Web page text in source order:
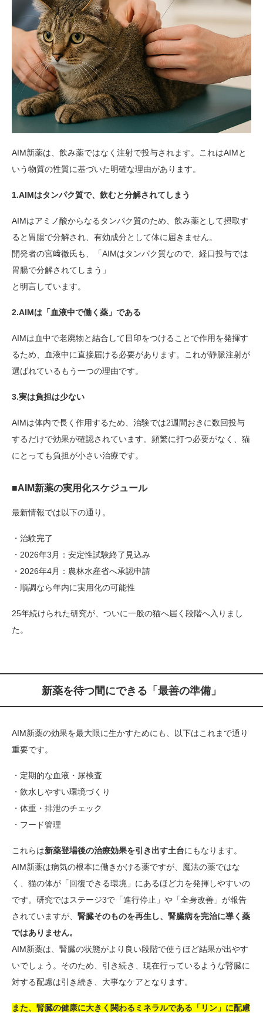
AIM新薬は、飲み薬ではなく注射で投与されます。これはAIMと
いう物質の性質に基づいた明確な理由があります。
1.AIMはタンパク質で、飲むと分解されてしまう
AIMはアミノ酸からなるタンパク質のため、飲み薬として摂取す
ると胃腸で分解され、有効成分として体に届きません。
開発者の宮﨑徹氏も、「AIMはタンパク質なので、経口投与では
胃腸で分解されてしまう」
と明言しています。
2.AIMは「血液中で働く薬」である
AIMは血中で老廃物と結合して目印をつけることで作用を発揮す
るため、血液中に直接届ける必要があります。これが静脈注射が
選ばれているもう一つの理由です。
3.実は負担は少ない
AIMは体内で長く作用するため、治験では2週間おきに数回投与
するだけで効果が確認されています。頻繁に打つ必要がなく、猫
にとっても負担が小さい治療です。
■AIM新薬の実用化スケジュール
最新情報では以下の通り。
・治験完了
・2026年3月：安定性試験終了見込み
・2026年4月：農林水産省へ承認申請
・順調なら年内に実用化の可能性
25年続けられた研究が、ついに一般の猫へ届く段階へ入りまし
た。
新薬を待つ間にできる「最善の準備」
AIM新薬の効果を最大限に生かすためにも、以下はこれまで通り
重要です。
・定期的な血液・尿検査
・飲水しやすい環境づくり
・体重・排泄のチェック
・フード管理
これらは新薬登場後の治療効果を引き出す土台にもなります。
AIM新薬は病気の根本に働きかける薬ですが、魔法の薬ではな
く、猫の体が「回復できる環境」にあるほど力を発揮しやすいの
です。研究ではステージ3で「進行停止」や「全身改善」が報告
されていますが、 腎臓そのものを再生し、腎臓病を完治に導く薬
ではありません。
AIM新薬は、腎臓の状態がより良い段階で使うほど結果が出やす
いでしょう。そのため、引き続き、現在行っているような腎臓に
対する配慮は引き続き、大事なケアとなります。
また、腎臓の健康に大きく関わるミネラルである「リン」に配慮